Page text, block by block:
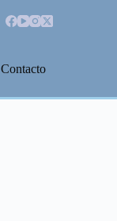
Contacto